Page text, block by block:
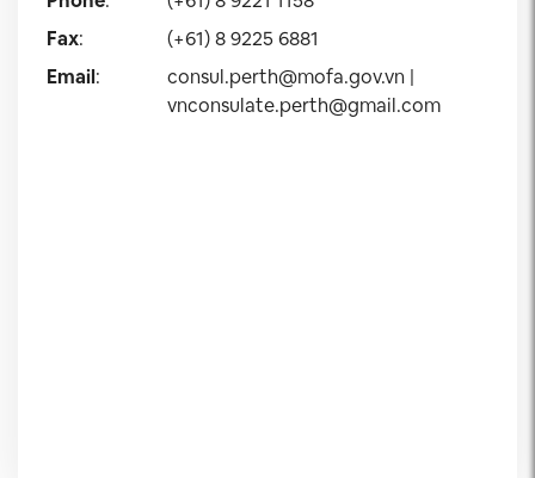
Fax:
(+61) 8 9225 6881
Email: consul.perth@mofa.gov.vn|
vnconsulate.perth@gmail.com